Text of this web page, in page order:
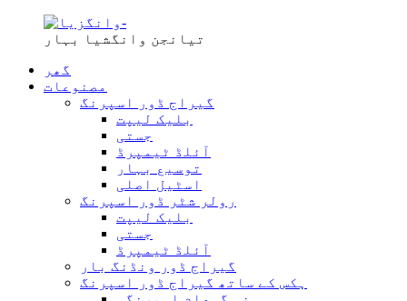
تیانجن وانگشیا بہار
گھر
مصنوعات
گیراج ڈور اسپرنگ
بلیک لیپت
جستی
آئلڈ ٹیمپرڈ
توسیع بہار
اسٹیل اصلی
رولر شٹر ڈور اسپرنگ
بلیک لیپت
جستی
آئلڈ ٹیمپرڈ
گیراج ڈور ونڈنگ بار
ہکس کے ساتھ گیراج ڈور اسپرنگ